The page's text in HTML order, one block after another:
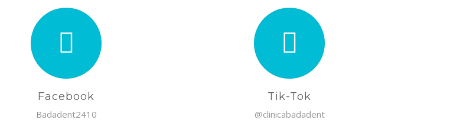
Facebook
Badadent2410
Tik-Tok
@clinicabadadent